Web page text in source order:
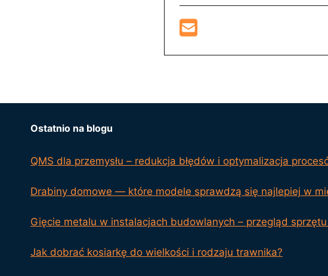
Ostatnio na blogu
QMS dla przemysłu – redukcja błędów i optymalizacja
Drabiny domowe — które modele sprawdzą się najlepiej w
Gięcie metalu w instalacjach budowlanych – przegląd
Jak dobrać kosiarkę do wielkości i rodzaju trawnika?